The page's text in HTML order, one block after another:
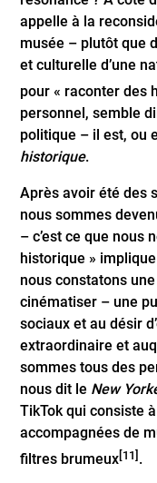
appelle à la
musée – plutôt que
et culturelle d’une
pour « raconter des
personnel, semble
politique – il est, ou
historique.
Après avoir été des
nous sommes
– c’est ce que nous
historique »
nous constatons
cinématiser – une
sociaux et au désir
extraordinaire et
sommes tous des
nous dit le New
TikTok qui consiste
accompagnées de
filtres brumeux[11] .